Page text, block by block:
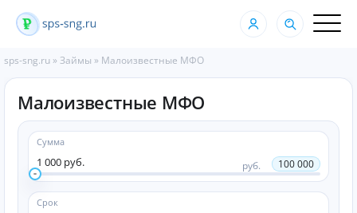
sps-sng.ru »Займы » Малоизвестные МФО
Малоизвестные МФО
Сумма
1 000 руб. руб. 100 000
Срок